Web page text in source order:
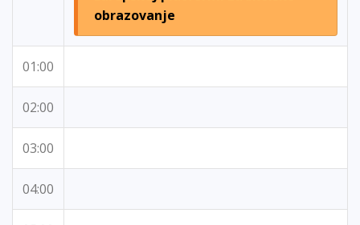
obrazovanje
01:00
02:00
03:00
04:00